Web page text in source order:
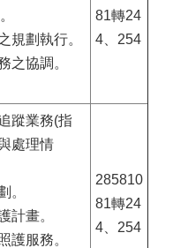
規劃執行。
之協調。
81轉24
4、254
蹤業務(指
處理情
。
計畫。
護服務。
285810
81轉24
4、254